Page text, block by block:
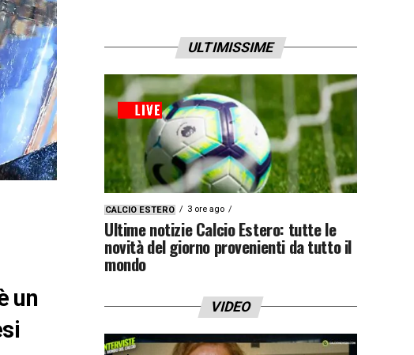
un
ULTIMISSIME
CALCIO ESTERO 3 ore ago
Ultime notizie Calcio Estero: tutte le
novità del giorno provenienti da tutto il
mondo
VIDEO